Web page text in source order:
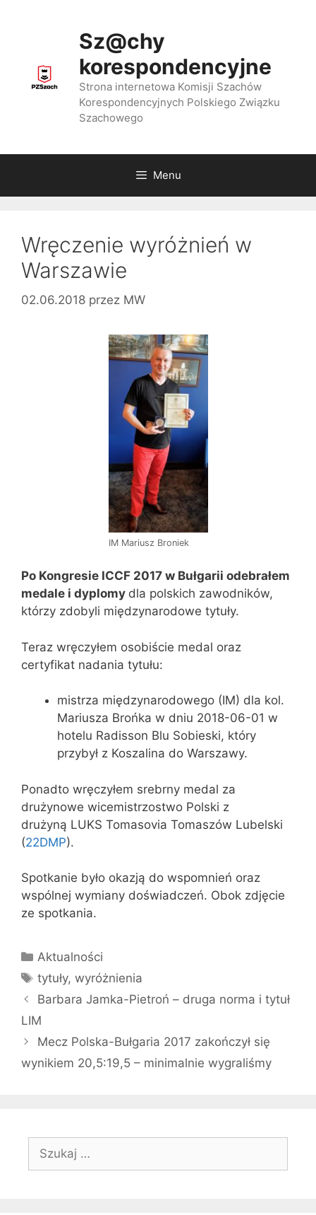
Sz@chy
korespondencyjne
Strona internetowa Komisji Szachów
Korespondencyjnych Polskiego Związku
Szachowego
Menu
Wręczenie wyróżnień w
Warszawie
02.06.2018 przez MW
IM Mariusz Broniek
Po Kongresie ICCF 2017 w Bułgarii odebrałem
medale i dyplomy dla polskich zawodników,
którzy zdobyli międzynarodowe tytuły.
Teraz wręczyłem osobiście medal oraz
certyfikat nadania tytułu:
mistrza międzynarodowego (IM) dla kol.
Mariusza Brońka w dniu 2018-06-01 w
hotelu Radisson Blu Sobieski, który
przybył z Koszalina do Warszawy.
Ponadto wręczyłem srebrny medal za
drużynowe wicemistrzostwo Polski z
drużyną LUKS Tomasovia Tomaszów Lubelski
(22DMP).
Spotkanie było okazją do wspomnień oraz
wspólnej wymiany doświadczeń. Obok zdjęcie
ze spotkania.
Kategorie
Aktualności
Tagi
tytuły,wyróżnienia
Barbara Jamka-Pietroń – druga norma i tytuł
LIM
Mecz Polska-Bułgaria 2017 zakończył się
wynikiem 20,5:19,5 – minimalnie wygraliśmy
Szukaj: